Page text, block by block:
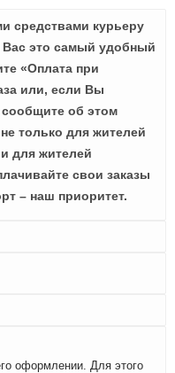
средствами курьеру
Вас это самый удобный
«Оплата при
или, если Вы
об этом
только для жителей
для жителей
свои заказы
– наш приоритет.
оформлении. Для этого